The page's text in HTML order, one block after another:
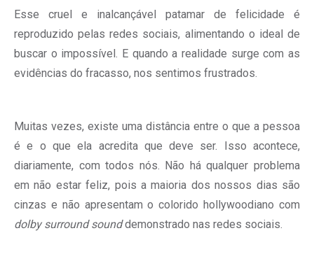
Esse cruel e inalcançável patamar de felicidade é
reproduzido pelas redes sociais, alimentando o ideal de
buscar o impossível. E quando a realidade surge com as
evidências do fracasso, nos sentimos frustrados.
Muitas vezes, existe uma distância entre o que a pessoa
é e o que ela acredita que deve ser. Isso acontece,
diariamente, com todos nós. Não há qualquer problema
em não estar feliz, pois a maioria dos nossos dias são
cinzas e não apresentam o colorido hollywoodiano com
dolby surround sounddemonstrado nas redes sociais.